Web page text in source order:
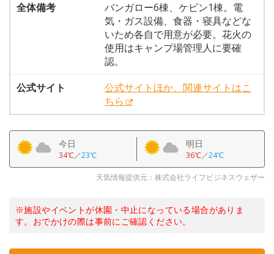
全体備考
バンガロー6棟、ケビン1棟。電
気・ガス設備、食器・寝具などな
いため各自で用意が必要。花火の
使用はキャンプ場管理人に要確
認。
公式サイト
公式サイトほか、関連サイトはこ
ちら
今日
34℃／23℃
明日
36℃／24℃
天気情報提供元：株式会社ライフビジネスウェザー
※施設やイベントが休園・中止になっている場合がありま
す。おでかけの際は事前にご確認ください。